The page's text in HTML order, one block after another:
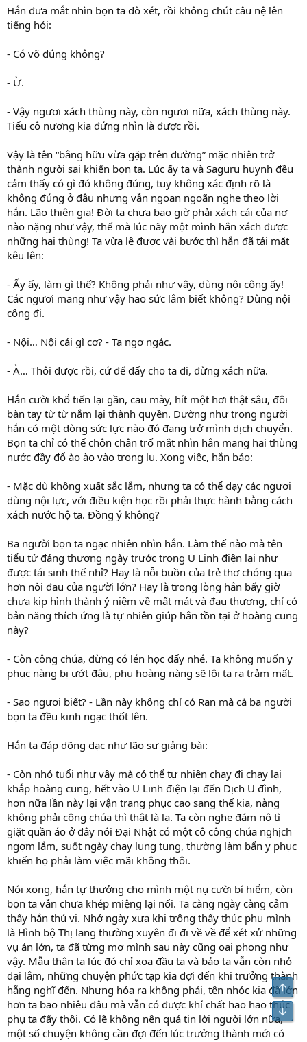
Hắn đưa mắt nhìn bọn ta dò xét, rồi không chút câu nệ lên
tiếng hỏi:
- Có võ đúng không?
- Ừ.
- Vậy ngươi xách thùng này, còn ngươi nữa, xách thùng này.
Tiểu cô nương kia đứng nhìn là được rồi.
Vậy là tên “bằng hữu vừa gặp trên đường” mặc nhiên trở
thành người sai khiến bọn ta. Lúc ấy ta và Saguru huynh đều
cảm thấy có gì đó không đúng, tuy không xác định rõ là
không đúng ở đâu nhưng vẫn ngoan ngoãn nghe theo lời
hắn. Lão thiên gia! Đời ta chưa bao giờ phải xách cái của nợ
nào nặng như vậy, thế mà lúc nãy một mình hắn xách được
những hai thùng! Ta vừa lê được vài bước thì hắn đã tái mặt
kêu lên:
- Ấy ấy, làm gì thế? Không phải như vậy, dùng nội công ấy!
Các ngươi mang như vậy hao sức lắm biết không? Dùng nội
công đi.
- Nội… Nội cái gì cơ? - Ta ngơ ngác.
- À… Thôi được rồi, cứ để đấy cho ta đi, đừng xách nữa.
Hắn cười khổ tiến lại gần, cau mày, hít một hơi thật sâu, đôi
bàn tay từ từ nắm lại thành quyền. Dường như trong người
hắn có một dòng sức lực nào đó đang trở mình dịch chuyển.
Bọn ta chỉ có thể chôn chân trố mắt nhìn hắn mang hai thùng
nước đầy đổ ào ào vào trong lu. Xong việc, hắn bảo:
- Mặc dù không xuất sắc lắm, nhưng ta có thể dạy các ngươi
dùng nội lực, với điều kiện học rồi phải thực hành bằng cách
xách nước hộ ta. Đồng ý không?
Ba người bọn ta ngạc nhiên nhìn hắn. Làm thế nào mà tên
tiểu tử đáng thương ngày trước trong U Linh điện lại như
được tái sinh thế nhỉ? Hay là nỗi buồn của trẻ thơ chóng qua
hơn nỗi đau của người lớn? Hay là trong lòng hắn bấy giờ
chưa kịp hình thành ý niệm về mất mát và đau thương, chỉ có
bản năng thích ứng là tự nhiên giúp hắn tồn tại ở hoàng cung
này?
- Còn công chúa, đừng có lén học đấy nhé. Ta không muốn y
phục nàng bị ướt đâu, phụ hoàng nàng sẽ lôi ta ra trảm mất.
- Sao ngươi biết? - Lần này không chỉ có Ran mà cả ba người
bọn ta đều kinh ngạc thốt lên.
Hắn ta đáp dõng dạc như lão sư giảng bài:
- Còn nhỏ tuổi như vậy mà có thể tự nhiên chạy đi chạy lại
khắp hoàng cung, hết vào U Linh điện lại đến Dịch U đình,
hơn nữa lần này lại vận trang phục cao sang thế kia, nàng
không phải công chúa thì thật là lạ. Ta còn nghe đám nô tì
giặt quần áo ở đây nói Đại Nhật có một cô công chúa nghịch
ngợm lắm, suốt ngày chạy lung tung, thường làm bẩn y phục
khiến họ phải làm việc mãi không thôi.
Nói xong, hắn tự thưởng cho mình một nụ cười bí hiểm, còn
bọn ta vẫn chưa khép miệng lại nổi. Ta càng ngày càng cảm
thấy hắn thú vị. Nhớ ngày xưa khi trông thấy thúc phụ mình
là Hình bộ Thị lang thường xuyên đi đi về về để xét xử những
vụ án lớn, ta đã từng mơ mình sau này cũng oai phong như
vậy. Mẫu thân ta lúc đó chỉ xoa đầu ta và bảo ta vẫn còn nhỏ
dại lắm, những chuyện phức tạp kia đợi đến khi trưởng thành
hẵng nghĩ đến. Nhưng hóa ra không phải, tên nhóc kia đã lớn
hơn ta bao nhiêu đâu mà vẫn có được khí chất hao hao thúc
phụ ta đấy thôi. Có lẽ không nên quá tin lời người lớn nữa,
một số chuyện không cần đợi đến lúc trưởng thành mới có
Top